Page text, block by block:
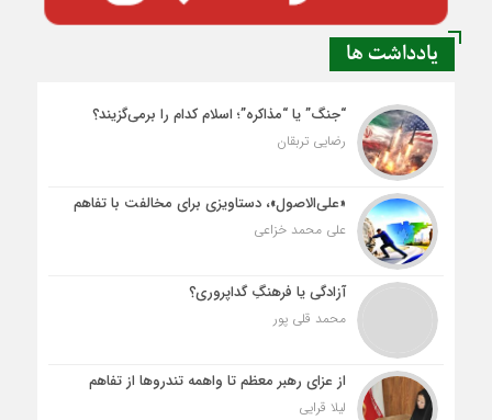
یادداشت ها
“جنگ” یا “مذاکره”؛ اسلام کدام را برمی‌گزیند؟
رضایی تربقان
«علی‌الاصول»، دستاویزی برای مخالفت با تفاهم
علی محمد خزاعی
آزادگی یا فرهنگِ گداپروری؟
محمد قلی پور
از عزای رهبر معظم تا واهمه تندروها از تفاهم
لیلا قرایی